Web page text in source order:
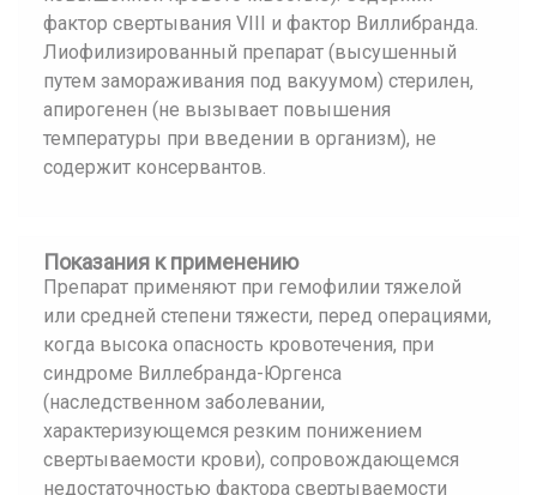
фактор свертывания VIII и фактор Виллибранда.
Лиофилизированный препарат (высушенный
путем замораживания под вакуумом) стерилен,
апирогенен (не вызывает повышения
температуры при введении в организм), не
содержит консервантов.
Показания к применению
Препарат применяют при гемофилии тяжелой
или средней степени тяжести, перед операциями,
когда высока опасность кровотечения, при
синдроме Виллебранда-Юргенса
(наследственном заболевании,
характеризующемся резким понижением
свертываемости крови), сопровождающемся
недостаточностью фактора свертываемости